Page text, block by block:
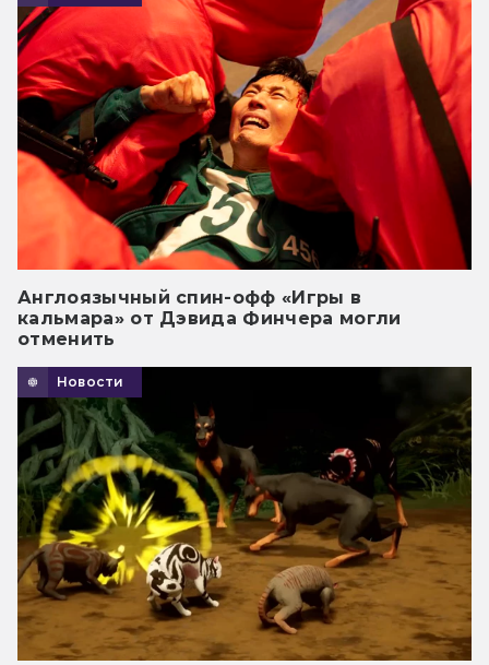
Англоязычный спин-офф «Игры в
кальмара» от Дэвида Финчера могли
отменить
Новости